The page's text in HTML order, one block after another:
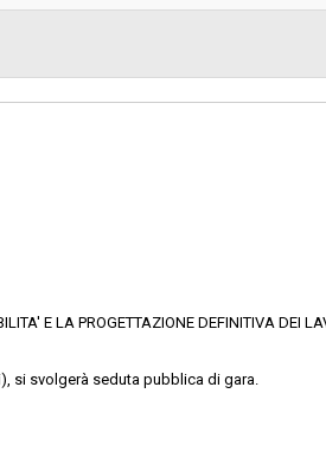
della procedura: € 129.297,03
E LA PROGETTAZIONE DEFINITIVA DEI
si svolgerà seduta pubblica di gara.